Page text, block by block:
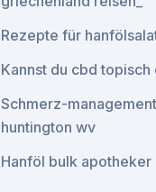
Rezepte für
Kannst du cbd topisch
Schmerz-
huntington wv
Hanföl bulk apotheker